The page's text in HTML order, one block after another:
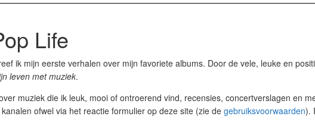
Life
ik mijn eerste verhalen over mijn favoriete albums. Door de vele, leuke en
leven met muziek.
muziek die ik leuk, mooi of ontroerend vind, recensies, concertverslagen en
ofwel via het reactie formulier op deze site (zie de gebruiksvoorwaarden).